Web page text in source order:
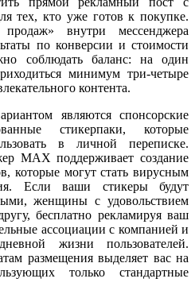
тех, кто уже готов к покупке.
внутри мессенджера
по конверсии и стоимости
соблюдать баланс: на один
минимум три-четыре
контента.
являются спонсорские
стикерпаки, которые
в личной переписке.
MAX поддерживает создание
которые могут стать вирусным
Если ваши стикеры будут
женщины с удовольствием
бесплатно рекламируя ваш
ассоциации с компанией и
жизни пользователей.
размещения выделяет вас на
только стандартные